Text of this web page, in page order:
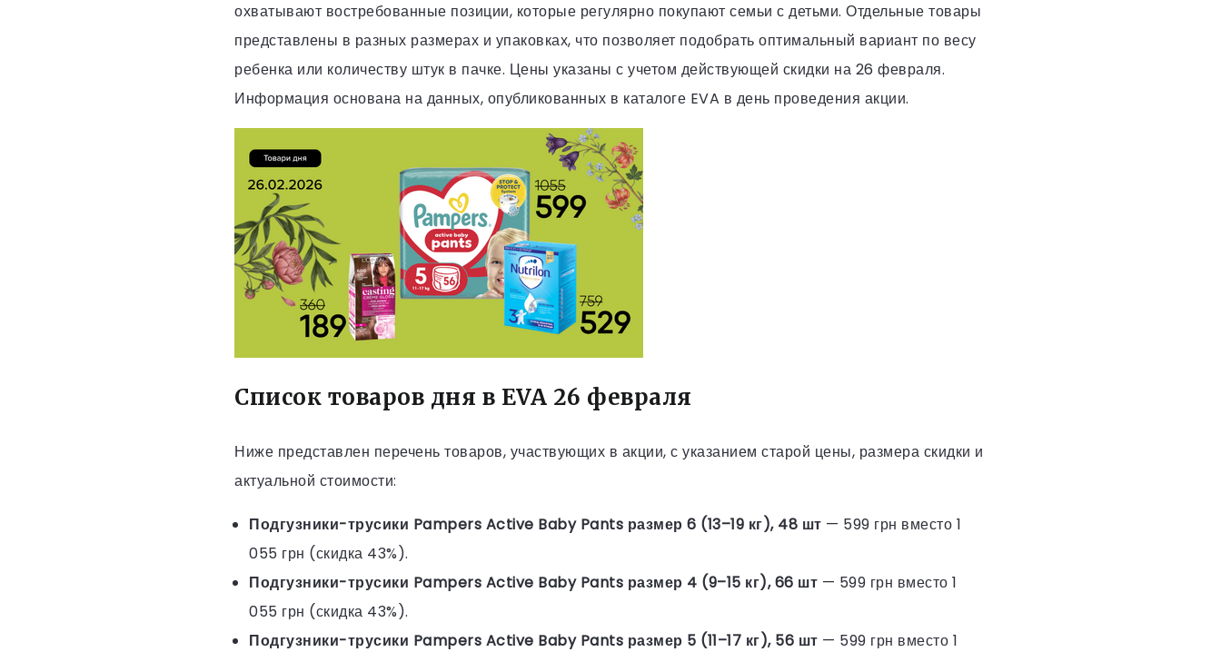
охватывают востребованные позиции, которые регулярно покупают семьи с детьми. Отдельные товары
представлены в разных размерах и упаковках, что позволяет подобрать оптимальный вариант по весу
ребенка или количеству штук в пачке. Цены указаны с учетом действующей скидки на 26 февраля.
Информация основана на данных, опубликованных в каталоге EVA в день проведения акции.
Список товаров дня в EVA 26 февраля
Ниже представлен перечень товаров, участвующих в акции, с указанием старой цены, размера скидки и
актуальной стоимости:
Подгузники-трусики Pampers Active Baby Pants размер 6 (13–19 кг), 48 шт — 599 грн вместо 1
055 грн (скидка 43%).
Подгузники-трусики Pampers Active Baby Pants размер 4 (9–15 кг), 66 шт — 599 грн вместо 1
055 грн (скидка 43%).
Подгузники-трусики Pampers Active Baby Pants размер 5 (11–17 кг), 56 шт — 599 грн вместо 1